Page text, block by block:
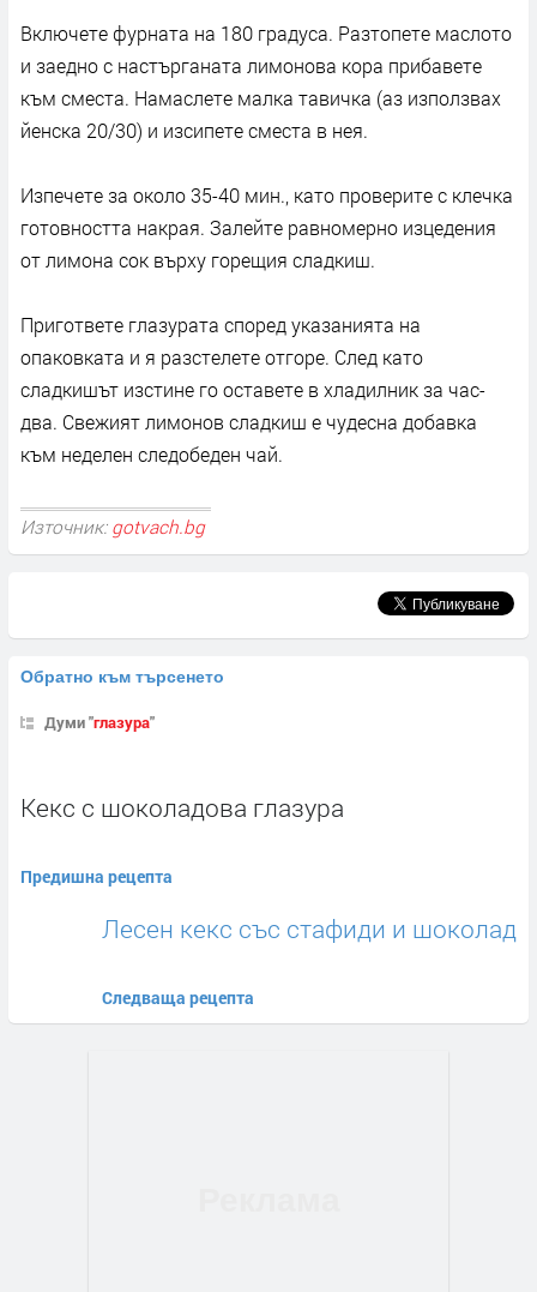
Включете фурната на 180 градуса. Разтопете маслото
и заедно с настърганата лимонова кора прибавете
към сместа. Намаслете малка тавичка (аз използвах
йенска 20/30) и изсипете сместа в нея.
Изпечете за около 35-40 мин., като проверите с клечка
готовността накрая. Залейте равномерно изцедения
от лимона сок върху горещия сладкиш.
Пригответе глазурата според указанията на
опаковката и я разстелете отгоре. След като
сладкишът изстине го оставете в хладилник за час-
два. Свежият лимонов сладкиш е чудесна добавка
към неделен следобеден чай.
Източник: gotvach.bg
Обратно към търсенето
Думи "глазура"
Кекс с шоколадова глазура
Предишна рецепта
Лесен кекс със стафиди и шоколад
Следваща рецепта